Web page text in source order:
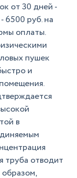
от 30 дней -
6500 руб. на
оплаты.
пушек
и
в
труба отводит